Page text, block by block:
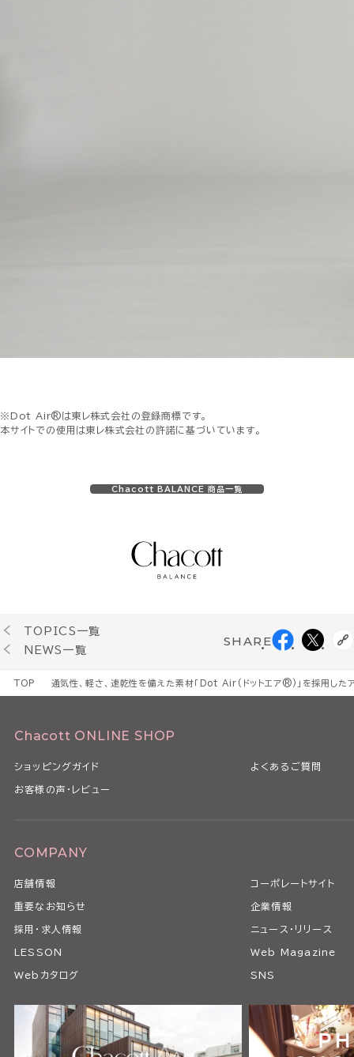
※Dot Air®は東レ株式会社の登録商標です。
本サイトでの使用は東レ株式会社の許諾に基づいています。
Chacott BALANCE 商品一覧
TOPICS一覧
NEWS一覧
SHARE
TOP 通気性、軽さ、速乾性を備えた素材「Dot Air(ドットエア®)」を採用した
Chacott ONLINE SHOP
ショッピングガイド よくあるご質問
お客様の声・レビュー
COMPANY
店舗情報 コーポレートサイト
重要なお知らせ 企業情報
採用・求人情報 ニュース・リリース
LESSON Web Magazine
Webカタログ SNS